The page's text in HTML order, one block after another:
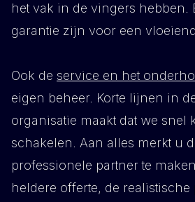
het vak in de vingers hebben.
garantie zijn voor een
Ook de service en het
eigen beheer. Korte lijnen in
organisatie maakt dat we snel
schakelen. Aan alles merkt u
professionele partner te
heldere offerte, de